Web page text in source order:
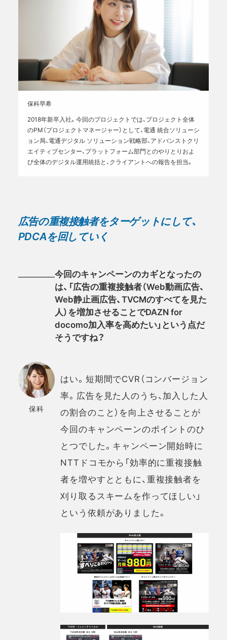
保科早希
2018年新卒入社。今回のプロジェクトでは、プロジェクト全体
のPM（プロジェクトマネージャー）として、電通 統合ソリューシ
ョン局、電通デジタル ソリューション戦略部、アドバンストクリ
エイティブセンター、プラットフォーム部門とのやりとりおよ
び全体のデジタル運用統括と、クライアントへの報告を担当。
広告の重複接触者をターゲットにして、
PDCAを回していく
今回のキャンペーンのカギとなったの
は、「広告の重複接触者（Web動画広告、
Web静止画広告、TVCMのすべてを見た
人）を増加させることでDAZN for
docomo加入率を高めたい」という点だ
そうですね？
保科
はい。短期間でCVR（コンバージョン
率。広告を見た人のうち、加入した人
の割合のこと）を向上させることが
今回のキャンペーンのポイントのひ
とつでした。キャンペーン開始時に
NTTドコモから「効率的に重複接触
者を増やすとともに、重複接触者を
刈り取るスキームを作ってほしい」
という依頼がありました。